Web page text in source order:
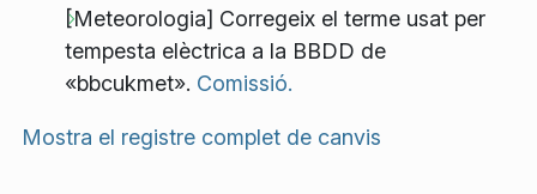
[Meteorologia] Corregeix el terme usat per
tempesta elèctrica a la BBDD de
«bbcukmet». Comissió.
Mostra el registre complet de canvis